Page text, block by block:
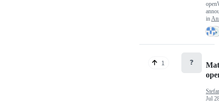
in
1 ❓
Jul